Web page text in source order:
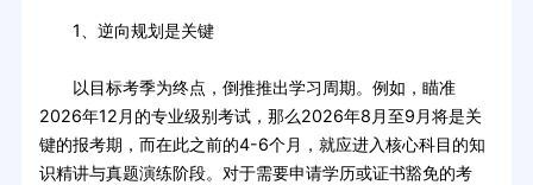
1、逆向规划是关键
以目标考季为终点，倒推推出学习周期。例如，瞄准
2026年12月的专业级别考试，那么2026年8月至9月将是关
键的报考期，而在此之前的4-6个月，就应进入核心科目的知
识精讲与真题演练阶段。对于需要申请学历或证书豁免的考